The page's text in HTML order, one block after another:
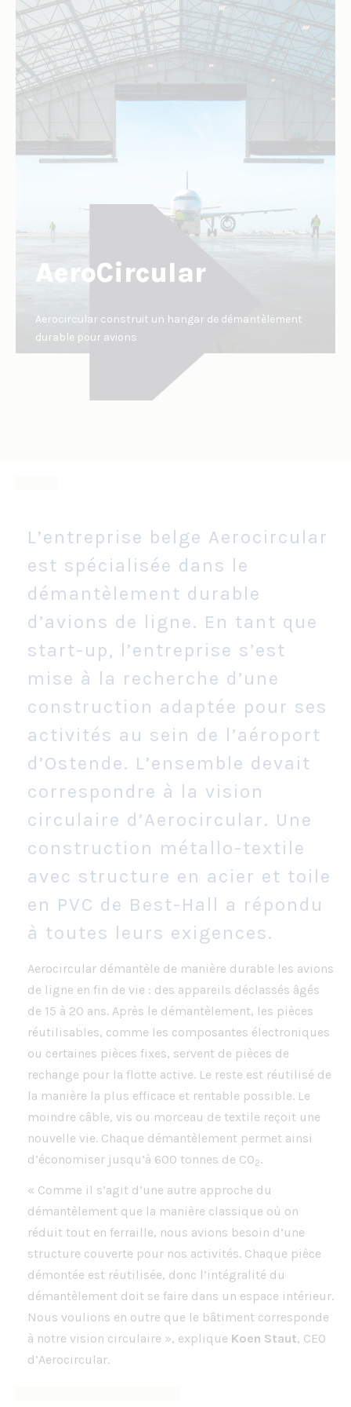
AeroCircular
Aerocircular construit un hangar de démantèlement
durable pour avions
L’entreprise belge Aerocircular
est spécialisée dans le
démantèlement durable
d’avions de ligne. En tant que
start-up, l’entreprise s’est
mise à la recherche d’une
construction adaptée pour ses
activités au sein de l’aéroport
d’Ostende. L’ensemble devait
correspondre à la vision
circulaire d’Aerocircular. Une
construction métallo-textile
avec structure en acier et toile
en PVC de Best-Hall a répondu
à toutes leurs exigences.
Aerocircular démantèle de manière durable les avions
de ligne en fin de vie : des appareils déclassés âgés
de 15 à 20 ans. Après le démantèlement, les pièces
réutilisables, comme les composantes électroniques
ou certaines pièces fixes, servent de pièces de
rechange pour la flotte active. Le reste est réutilisé de
la manière la plus efficace et rentable possible. Le
moindre câble, vis ou morceau de textile reçoit une
nouvelle vie. Chaque démantèlement permet ainsi
d’économiser jusqu’à 600 tonnes de CO2.
« Comme il s’agit d’une autre approche du
démantèlement que la manière classique où on
réduit tout en ferraille, nous avions besoin d’une
structure couverte pour nos activités. Chaque pièce
démontée est réutilisée, donc l’intégralité du
démantèlement doit se faire dans un espace intérieur.
Nous voulions en outre que le bâtiment corresponde
à notre vision circulaire », explique Koen Staut, CEO
d’Aerocircular.